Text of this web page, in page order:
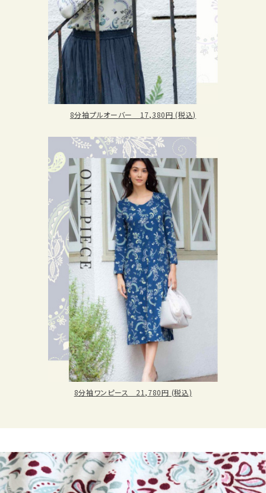
8分袖プルオーバー 17,380円 (税込)
8分袖ワンピース 21,780円 (税込)